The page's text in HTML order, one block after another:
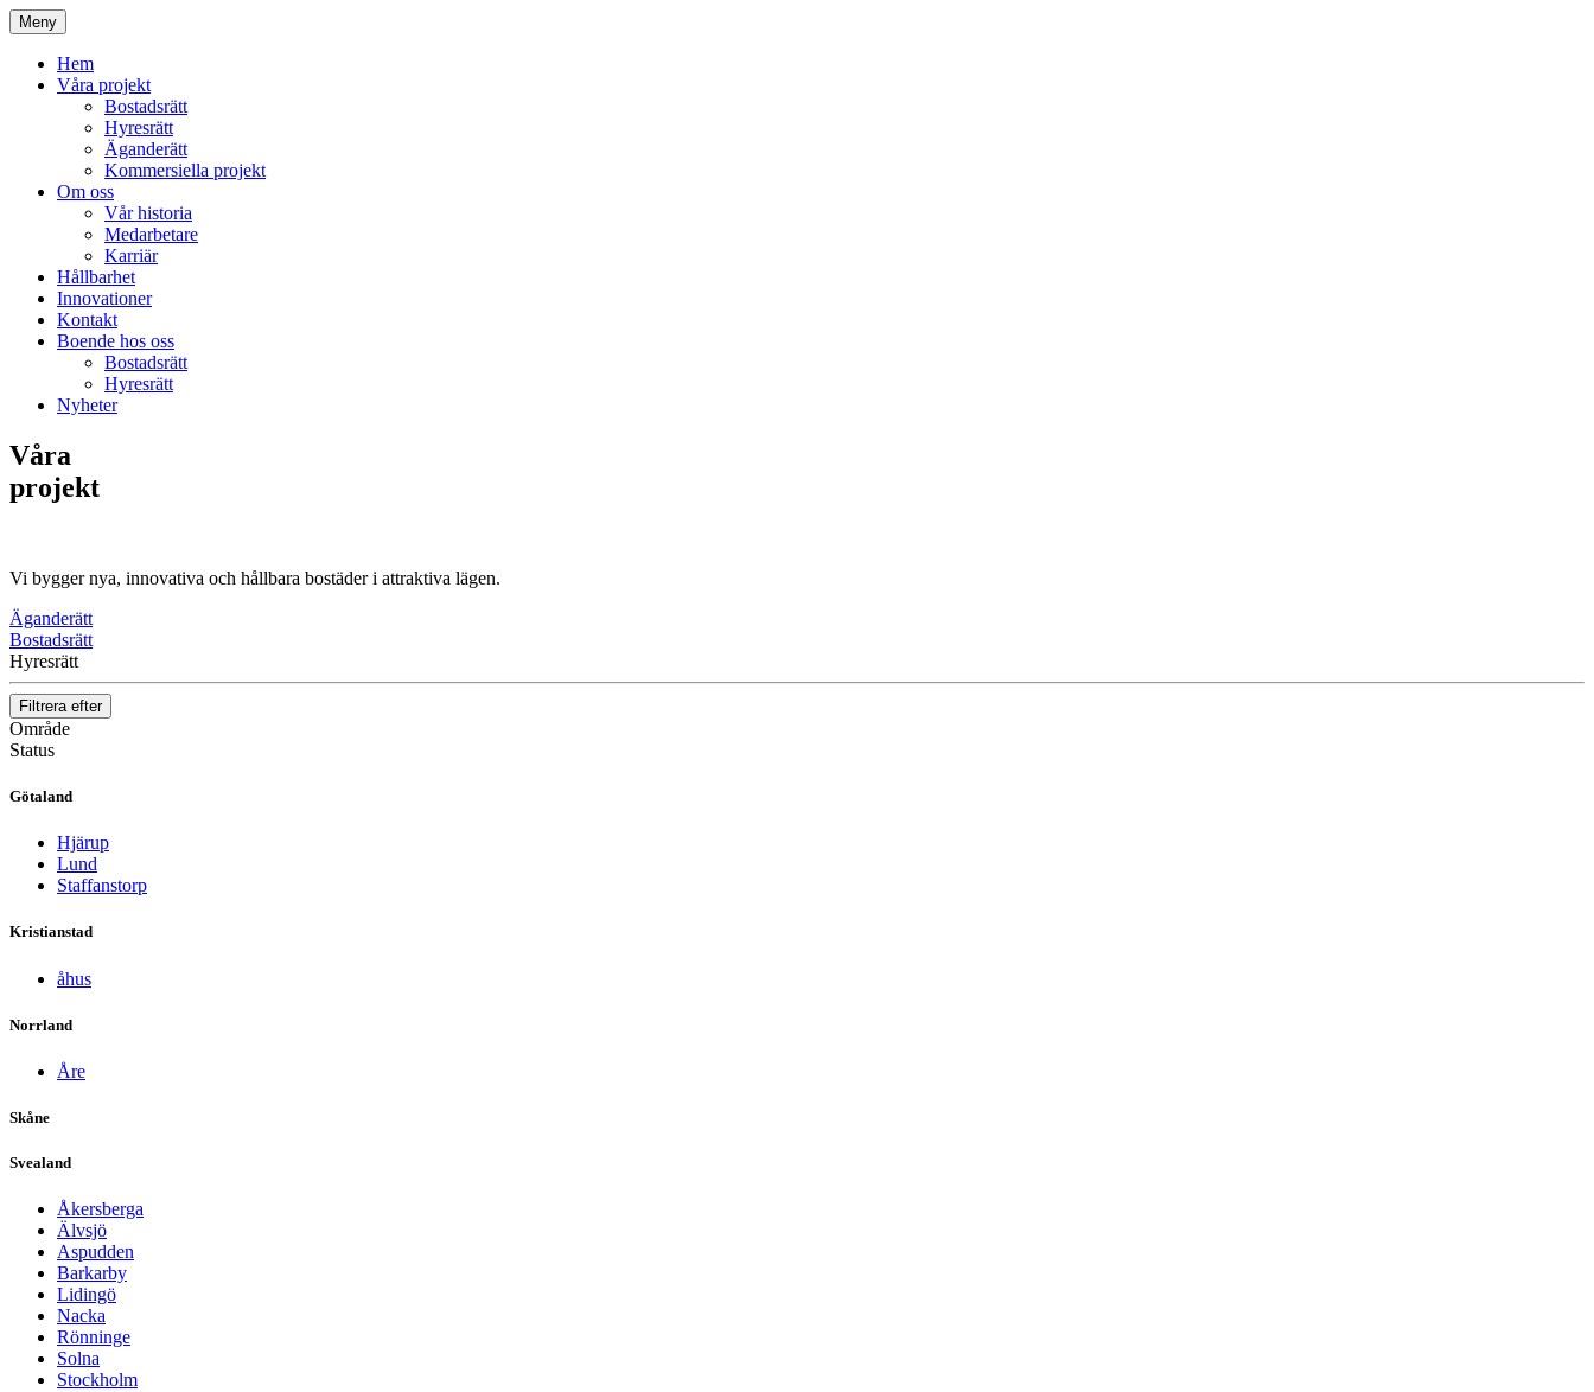
Meny
Hem
Våra projekt
Bostadsrätt
Hyresrätt
Äganderätt
Kommersiella projekt
Om oss
Vår historia
Medarbetare
Karriär
Hållbarhet
Innovationer
Kontakt
Boende hos oss
Bostadsrätt
Hyresrätt
Nyheter
Våra
projekt
Vi bygger nya, innovativa och hållbara bostäder i attraktiva lägen.
Äganderätt
Bostadsrätt
Hyresrätt
Filtrera efter
Område
Status
Götaland
Hjärup
Lund
Staffanstorp
Kristianstad
åhus
Norrland
Åre
Skåne
Svealand
Åkersberga
Älvsjö
Aspudden
Barkarby
Lidingö
Nacka
Rönninge
Solna
Stockholm